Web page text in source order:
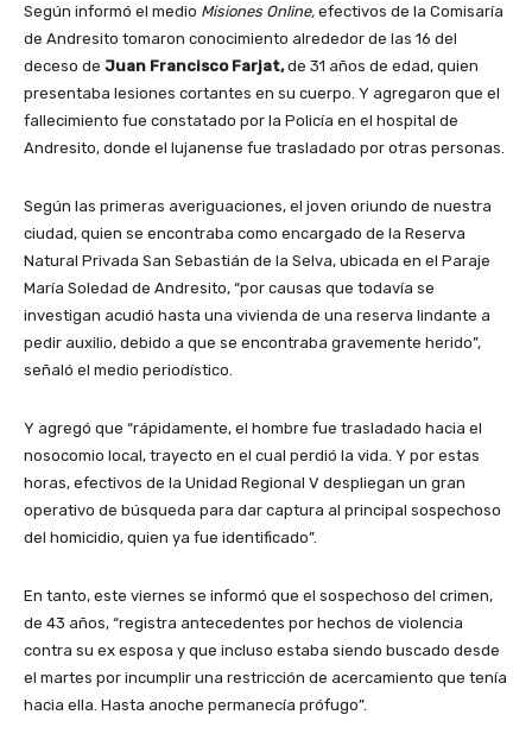
Según informó el medio Misiones Online, efectivos de la Comisaría
de Andresito tomaron conocimiento alrededor de las 16 del
deceso de Juan Francisco Farjat,de 31 años de edad, quien
presentaba lesiones cortantes en su cuerpo. Y agregaron que el
fallecimiento fue constatado por la Policía en el hospital de
Andresito, donde el lujanense fue trasladado por otras personas.
Según las primeras averiguaciones, el joven oriundo de nuestra
ciudad, quien se encontraba como encargado de la Reserva
Natural Privada San Sebastián de la Selva, ubicada en el Paraje
María Soledad de Andresito, “por causas que todavía se
investigan acudió hasta una vivienda de una reserva lindante a
pedir auxilio, debido a que se encontraba gravemente herido”,
señaló el medio periodístico.
Y agregó que “rápidamente, el hombre fue trasladado hacia el
nosocomio local, trayecto en el cual perdió la vida. Y por estas
horas, efectivos de la Unidad Regional V despliegan un gran
operativo de búsqueda para dar captura al principal sospechoso
del homicidio, quien ya fue identificado”.
En tanto, este viernes se informó que el sospechoso del crimen,
de 43 años, “registra antecedentes por hechos de violencia
contra su ex esposa y que incluso estaba siendo buscado desde
el martes por incumplir una restricción de acercamiento que tenía
hacia ella. Hasta anoche permanecía prófugo”.